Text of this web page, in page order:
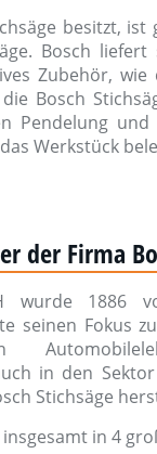
besitzt, ist
Bosch
Zubehör, wie
Bosch
Pendelung und
Werkstück
der Firma
wurde 1886
seinen Fokus
in den Sektor
Stichsäge
in 4